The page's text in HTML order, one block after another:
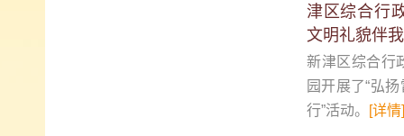
津区综合行
文明礼貌伴
新津区综合行
园开展了“弘
行”活动。
[详情]